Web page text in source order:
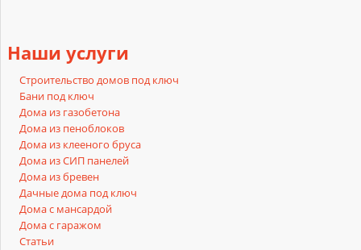
Наши услуги
Строительство домов под ключ
Бани под ключ
Дома из газобетона
Дома из пеноблоков
Дома из клееного бруса
Дома из СИП панелей
Дома из бревен
Дачные дома под ключ
Дома с мансардой
Дома с гаражом
Статьи